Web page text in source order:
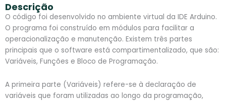
Descrição
O código foi desenvolvido no ambiente virtual da IDE Arduino.
O programa foi construído em módulos para facilitar a
operacionalização e manutenção. Existem três partes
principais que o software está compartimentalizado, que são:
Variáveis, Funções e Bloco de Programação.
A primeira parte (Variáveis) refere-se à declaração de
variáveis que foram utilizadas ao longo da programação,